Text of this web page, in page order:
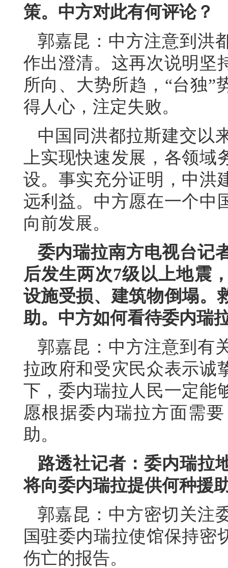
策。中方对此有何评论？
郭嘉昆：中方注意到洪
作出澄清。这再次说明坚
所向、大势所趋，“台独”
得人心，注定失败。
中国同洪都拉斯建交以
上实现快速发展，各领
设。事实充分证明，中洪
远利益。中方愿在一个中
向前发展。
委内瑞拉南方电视台记
后发生两次7级以上地震
设施受损、建筑物倒塌。
助。中方如何看待委内瑞
郭嘉昆：中方注意到有
拉政府和受灾民众表示诚
下，委内瑞拉人民一定能
愿根据委内瑞拉方面需
助。
路透社记者：委内瑞拉
将向委内瑞拉提供何种援
郭嘉昆：中方密切关注
国驻委内瑞拉使馆保持密
伤亡的报告。